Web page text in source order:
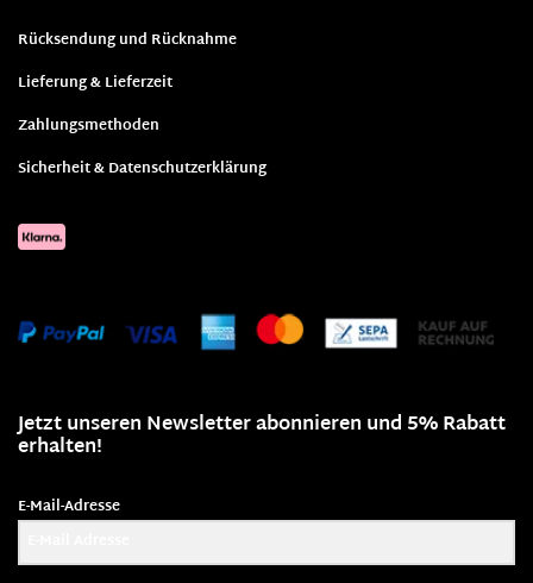
Rücksendung und Rücknahme
Lieferung & Lieferzeit
Zahlungsmethoden
Sicherheit & Datenschutzerklärung
Jetzt unseren Newsletter abonnieren und 5% Rabatt
erhalten!
E-Mail-Adresse